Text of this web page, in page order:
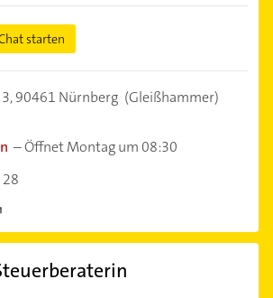
starten
90461 Nürnberg (Gleißhammer)
–Öffnet Montag um 08:30